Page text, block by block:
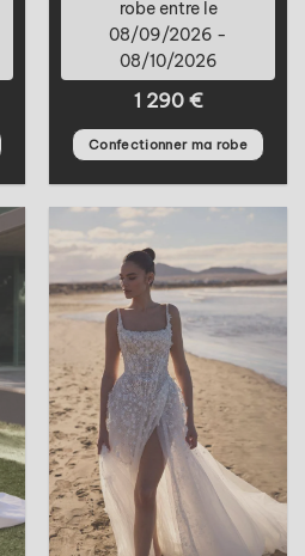
robe entre le
08/09/2026 -
08/10/2026
1 290 €
Confectionner ma robe